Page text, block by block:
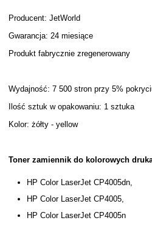
Producent: JetWorld
Gwarancja: 24 miesiące
Produkt fabrycznie zregenerowany
Wydajność: 7 500 stron przy 5%
Ilość sztuk w opakowaniu: 1 sztuka
Kolor: żółty - yellow
Toner zamiennik do kolorowych
HP Color LaserJet CP4005dn,
HP Color LaserJet CP4005,
HP Color LaserJet CP4005n